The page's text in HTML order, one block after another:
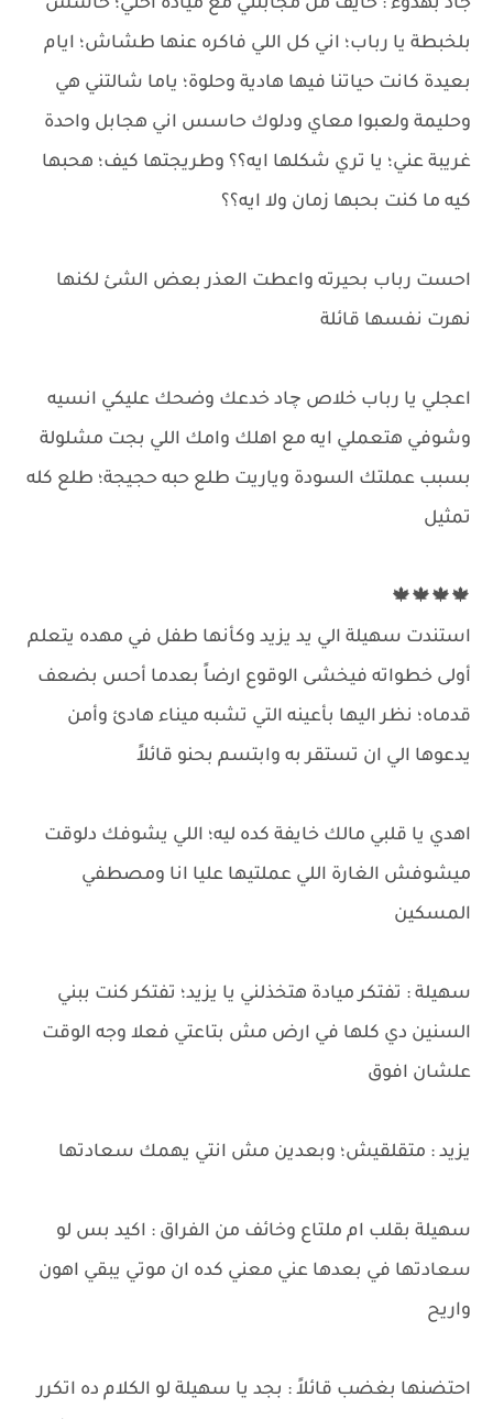
جاد بهدوء : خايف من مجابلتي مع ميادة اختي؛ حاسس
بلخبطة يا رباب؛ اني كل اللي فاكره عنها طشاش؛ ايام
بعيدة كانت حياتنا فيها هادية وحلوة؛ ياما شالتني هي
وحليمة ولعبوا معاي ودلوك حاسس اني هجابل واحدة
غريبة عني؛ يا تري شكلها ايه؟؟ وطريجتها كيف؛ هحبها
كيه ما كنت بحبها زمان ولا ايه؟؟
احست رباب بحيرته واعطت العذر بعض الشئ لكنها
نهرت نفسها قائلة
اعجلي يا رباب خلاص چاد خدعك وضحك عليكي انسيه
وشوفي هتعملي ايه مع اهلك وامك اللي بجت مشلولة
بسبب عملتك السودة وياريت طلع حبه حجيجة؛ طلع كله
تمثيل
🍁🍁🍁🍁
استندت سهيلة الي يد يزيد وكأنها طفل في مهده يتعلم
أولى خطواته فيخشى الوقوع ارضاً بعدما أحس بضعف
قدماه؛ نظر اليها بأعينه التي تشبه ميناء هادئ وأمن
يدعوها الي ان تستقر به وابتسم بحنو قائلاً
اهدي يا قلبي مالك خايفة كده ليه؛ اللي يشوفك دلوقت
ميشوفش الغارة اللي عملتيها عليا انا ومصطفي
المسكين
سهيلة : تفتكر ميادة هتخذلني يا يزيد؛ تفتكر كنت ببني
السنين دي كلها في ارض مش بتاعتي فعلا وجه الوقت
علشان افوق
يزيد : متقلقيش؛ وبعدين مش انتي يهمك سعادتها
سهيلة بقلب ام ملتاع وخائف من الفراق : اكيد بس لو
سعادتها في بعدها عني معني كده ان موتي يبقي اهون
واريح
احتضنها بغضب قائلاً : بجد يا سهيلة لو الكلام ده اتكرر